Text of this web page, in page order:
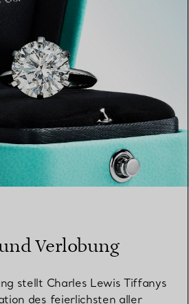
Verlobung
stellt Charles Lewis Tiffanys
des feierlichsten aller